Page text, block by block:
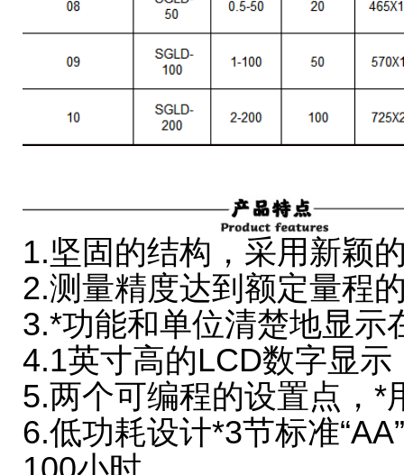
1.坚固的结构，采用新颖
2.测量精度达到额定量程
3.*功能和单位清楚地显
4.1英寸高的LCD数字显
5.两个可编程的设置点，
6.低功耗设计*3节标准